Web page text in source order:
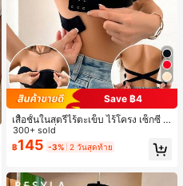
Save ฿4
เสื้อชั้นในสตรีไร้ตะเข็บ ไร้โครง เซ็กซี่ ด้
านข้างไม่ลื่น แผ่นรองถอดได้ ลายไขว้ห
ลัง ไร้สาย สบายตลอดวัน
300+ sold
฿145 -3% 2 วันสุดท้าย